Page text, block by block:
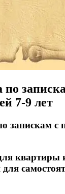
по
7-9 лет
запискам с
квартиры